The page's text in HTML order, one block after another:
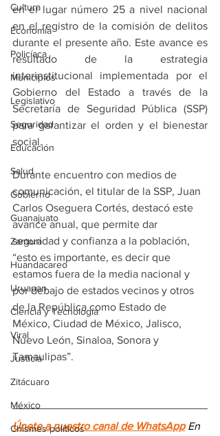
Cultura
Economía
Policíaca
Municipios
Legislativo
Seguridad
Educación
Salud
Gobierno
Guanajuato
Zamora
Huandacareo
Uruapan
Ciencia y Tecnología
Viral
Justicia
Zitácuaro
México
Chismes políticos
en el lugar número 25 a nivel nacional
en el registro de la comisión de delitos
durante el presente año. Este avance es
resultado de la estrategia
interinstitucional implementada por el
Gobierno del Estado a través de la
Secretaría de Seguridad Pública (SSP)
para garantizar el orden y el bienestar
social.
Durante encuentro con medios de
comunicación, el titular de la SSP, Juan
Carlos Oseguera Cortés, destacó este
avance anual, que permite dar
seguridad y confianza a la población,
“esto es importante, es decir que
estamos fuera de la media nacional y
por debajo de estados vecinos y otros
de la República como Estado de
México, Ciudad de México, Jalisco,
Nuevo León, Sinaloa, Sonora y
Tamaulipas”.
Únete a nuestro canal de WhatsApp En